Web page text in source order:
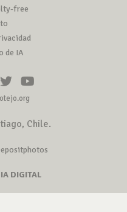
free
de IA
Chile.
DIGITAL